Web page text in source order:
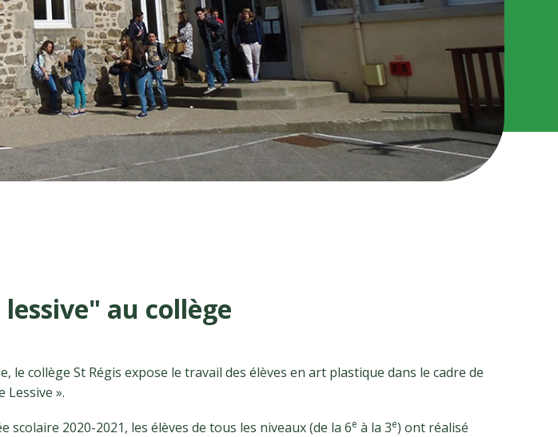
au collège
le collège St Régis expose le travail des élèves en art plastique dans le cadre de
Lessive ».
scolaire 2020-2021, les élèves de tous les niveaux (de la 6e à la 3e) ont réalisé